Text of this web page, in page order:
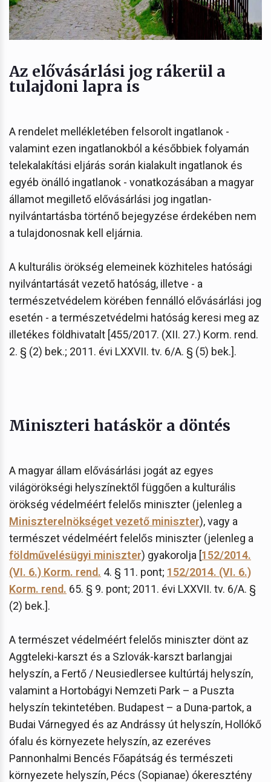
Az elővásárlási jog rákerül a
tulajdoni lapra is
A rendelet mellékletében felsorolt ingatlanok -
valamint ezen ingatlanokból a későbbiek folyamán
telekalakítási eljárás során kialakult ingatlanok és
egyéb önálló ingatlanok - vonatkozásában a magyar
államot megillető elővásárlási jog ingatlan-
nyilvántartásba történő bejegyzése érdekében nem
a tulajdonosnak kell eljárnia.
A kulturális örökség elemeinek közhiteles hatósági
nyilvántartását vezető hatóság, illetve - a
természetvédelem körében fennálló elővásárlási jog
esetén - a természetvédelmi hatóság keresi meg az
illetékes földhivatalt [455/2017. (XII. 27.) Korm. rend.
2. § (2) bek.; 2011. évi LXXVII. tv. 6/A. § (5) bek.].
Miniszteri hatáskör a döntés
A magyar állam elővásárlási jogát az egyes
világörökségi helyszínektől függően a kulturális
örökség védelméért felelős miniszter (jelenleg a
Miniszterelnökséget vezető miniszter), vagy a
természet védelméért felelős miniszter (jelenleg a
földművelésügyi miniszter) gyakorolja [152/2014.
(VI. 6.) Korm. rend. 4. § 11. pont; 152/2014. (VI. 6.)
Korm. rend. 65. § 9. pont; 2011. évi LXXVII. tv. 6/A. §
(2) bek.].
A természet védelméért felelős miniszter dönt az
Aggteleki-karszt és a Szlovák-karszt barlangjai
helyszín, a Fertő / Neusiedlersee kultúrtáj helyszín,
valamint a Hortobágyi Nemzeti Park – a Puszta
helyszín tekintetében. Budapest – a Duna-partok, a
Budai Várnegyed és az Andrássy út helyszín, Hollókő
ófalu és környezete helyszín, az ezeréves
Pannonhalmi Bencés Főapátság és természeti
környezete helyszín, Pécs (Sopianae) ókeresztény